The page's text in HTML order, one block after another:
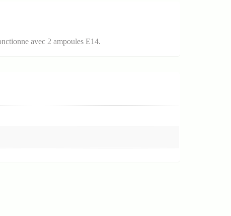
avec 2 ampoules E14.